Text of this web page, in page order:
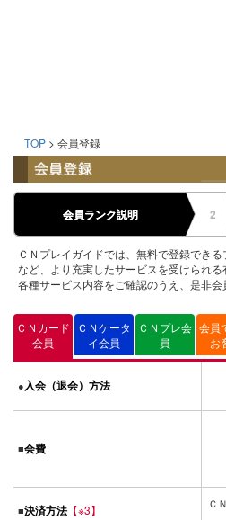
TOP > 会員登録
会員ランク説明 2
ＣＮプレイガイドでは、無料で登録でき
など、より充実したサービスを受けられる
各種サービス内容をご確認のうえ、是非会
ＣＮカード
会員
ＣＮケータ
イ会員
ＣＮプレ会
員
会員
お
●入会（退会）方法
■会費
■決済方法 【※3】
Ｃ